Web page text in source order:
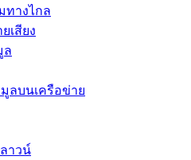
ทางไกล
เสียง
ล
ลบนเครือข่าย
าวน์